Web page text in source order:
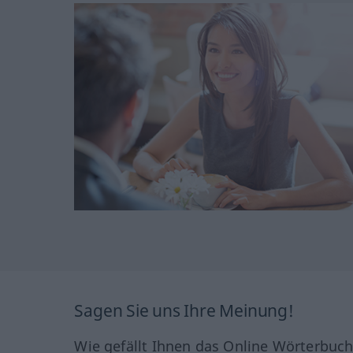
Sagen Sie uns Ihre Meinung!
Wie gefällt Ihnen das Online